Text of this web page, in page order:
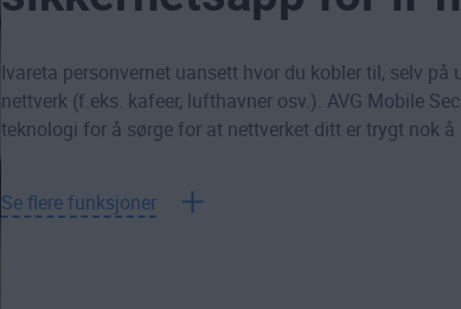
Ivareta personvernet uansett hvor du kobler til, selv på
nettverk (f.eks. kafeer, lufthavner osv.). AVG Mobile
teknologi for å sørge for at nettverket ditt er trygt nok å
Se flere funksjoner